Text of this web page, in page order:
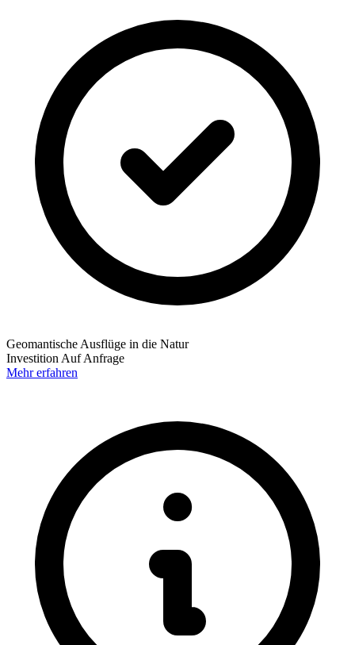
Geomantische Ausflüge in die Natur
Investition Auf Anfrage
Mehr erfahren